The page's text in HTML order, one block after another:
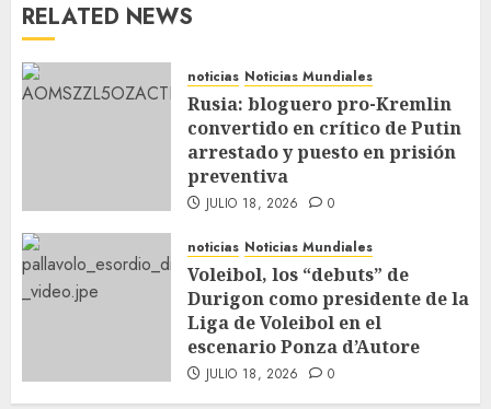
RELATED NEWS
noticias Noticias Mundiales
Rusia: bloguero pro-Kremlin
convertido en crítico de Putin
arrestado y puesto en prisión
preventiva
JULIO 18, 2026 0
noticias Noticias Mundiales
Voleibol, los “debuts” de
Durigon como presidente de la
Liga de Voleibol en el
escenario Ponza d’Autore
JULIO 18, 2026 0